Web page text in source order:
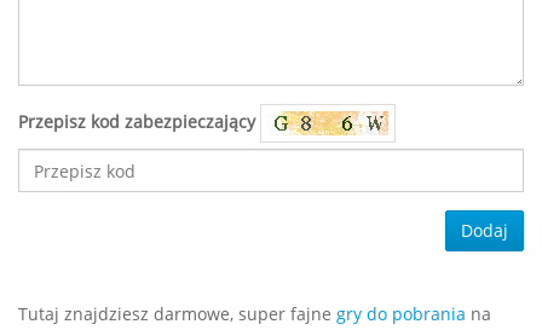
Przepisz kod zabezpieczający
Dodaj
Tutaj znajdziesz darmowe, super fajne gry do pobrania na